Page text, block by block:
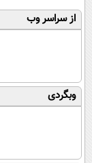
از سراسر وب
وبگردی